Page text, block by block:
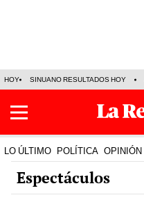
HOY SINUANO RESULTADOS HOY
LO ÚLTIMO POLÍTICA OPINIÓN
Espectáculos